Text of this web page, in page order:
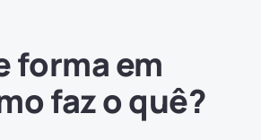
forma em
faz o quê?